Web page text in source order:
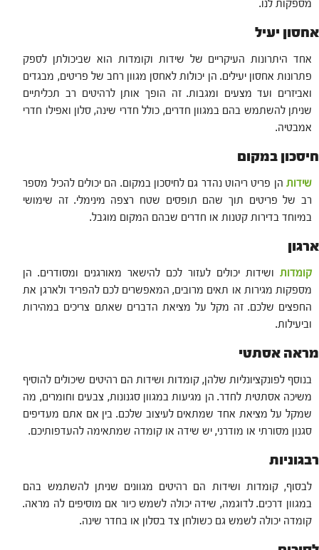
מספקות לנו.
אחסון יעיל
אחד היתרונות העיקריים של שידות וקומדות הוא שביכולתן לספק
פתרונות אחסון יעילים. הן יכולות לאחסן מגוון רחב של פריטים, מבגדים
ואביזרים ועד מצעים ומגבות. זה הופך אותן לרהיטים רב תכליתיים
שניתן להשתמש בהם במגוון חדרים, כולל חדרי שינה, סלון ואפילו חדרי
אמבטיה.
חיסכון במקום
שידות הן פריט ריהוט נהדר גם לחיסכון במקום. הם יכולים להכיל מספר
רב של פריטים תוך שהם תופסים שטח רצפה מינימלי. זה שימושי
במיוחד בדירות קטנות או חדרים שבהם המקום מוגבל.
ארגון
קומדות ושידות יכולים לעזור לכם להישאר מאורגנים ומסודרים. הן
מספקות מגירות או תאים מרובים, המאפשרים לכם להפריד ולארגן את
החפצים שלכם. זה מקל על מציאת הדברים שאתם צריכים במהירות
וביעילות.
מראה אסתטי
בנוסף לפונקציונליות שלהן, קומדות ושידות הם רהיטים שיכולים להוסיף
משיכה אסתטית לחדר. הן מגיעות במגוון סגנונות, צבעים וחומרים, מה
שמקל על מציאת אחד שמתאים לעיצוב שלכם. בין אם אתם מעדיפים
סגנון מסורתי או מודרני, יש שידה או קומדה שמתאימה להעדפותיכם.
רבגוניות
לבסוף, קומדות ושידות הם רהיטים מגוונים שניתן להשתמש בהם
במגוון דרכים. לדוגמה, שידה יכולה לשמש כיור אם מוסיפים לה מראה.
קומדה יכולה לשמש גם כשולחן צד בסלון או בחדר שינה.